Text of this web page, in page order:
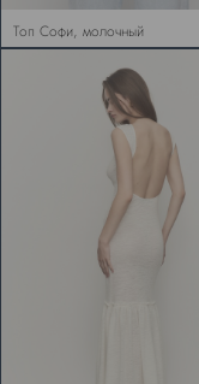
Топ Софи, молочный